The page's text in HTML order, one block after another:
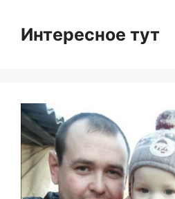
contentИнтересное тут